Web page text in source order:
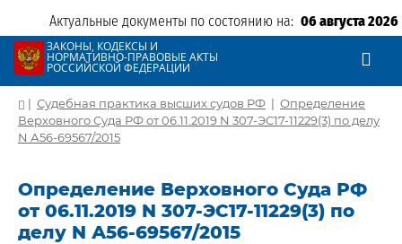
Актуальные документы по состоянию на: 06 августа 2026
ЗАКОНЫ, КОДЕКСЫ И
НОРМАТИВНО-ПРАВОВЫЕ АКТЫ
РОССИЙСКОЙ ФЕДЕРАЦИИ
| Судебная практика высших судов РФ | Определение
Верховного Суда РФ от 06.11.2019 N 307-ЭС17-11229(3) по делу
N А56-69567/2015
Определение Верховного Суда РФ
от 06.11.2019 N 307-ЭС17-11229(3) по
делу N А56-69567/2015